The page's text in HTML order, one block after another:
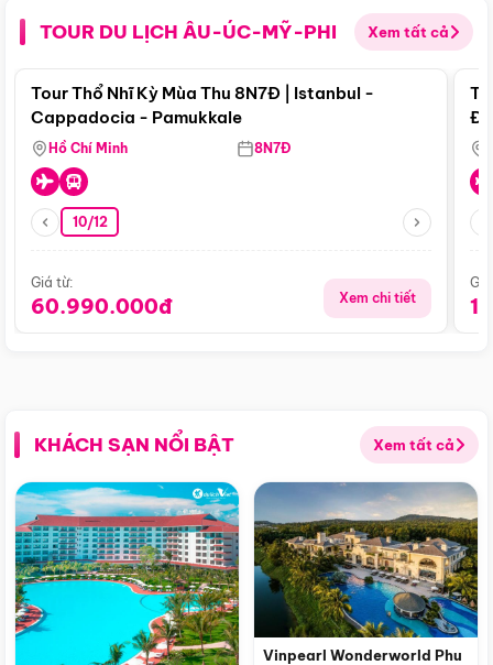
TOUR DU LỊCH ÂU-ÚC-MỸ-PHI Xem tất cả
Điểm nổi bật
Tour Thổ Nhĩ Kỳ Mùa Thu 8N7Đ | Istanbul -
Cappadocia - Pamukkale
Hồ Chí Minh 8N7Đ
10/12
Giá từ:
60.990.000đ Xem chi tiết
KHÁCH SẠN NỔI BẬT Xem tất cả
Vinpearl Wonderworld Phu